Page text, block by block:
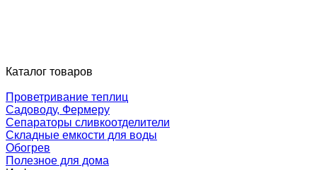
Каталог товаров
Проветривание теплиц
Садоводу, Фермеру
Сепараторы сливкоотделители
Складные емкости для воды
Обогрев
Полезное для дома